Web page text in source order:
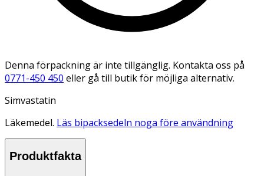
Denna förpackning är inte tillgänglig. Kontakta oss på
0771-450 450 eller gå till butik för möjliga alternativ.
Simvastatin
Läkemedel. Läs bipacksedeln noga före användning
Produktfakta